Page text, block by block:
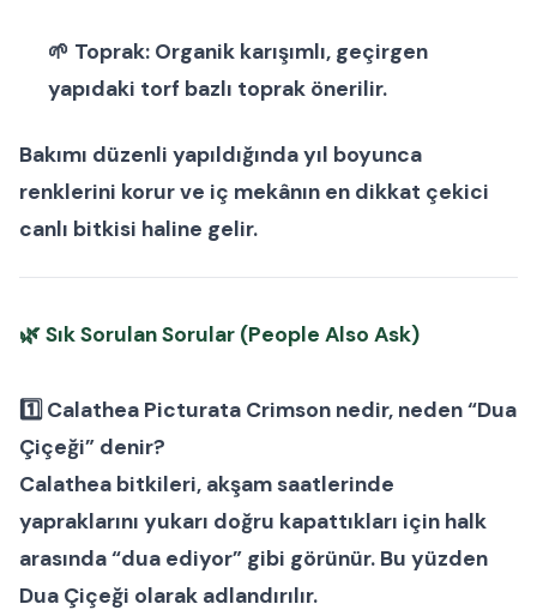
🌱 Toprak: Organik karışımlı, geçirgen
yapıdaki torf bazlı toprak önerilir.
Bakımı düzenli yapıldığında yıl boyunca
renklerini korur ve iç mekânın en dikkat çekici
canlı bitkisi haline gelir.
🌿Sık Sorulan Sorular (People Also Ask)
1️⃣ Calathea Picturata Crimson nedir, neden “Dua
Çiçeği” denir?
Calathea bitkileri, akşam saatlerinde
yapraklarını yukarı doğru kapattıkları için halk
arasında “dua ediyor” gibi görünür. Bu yüzden
Dua Çiçeği olarak adlandırılır.